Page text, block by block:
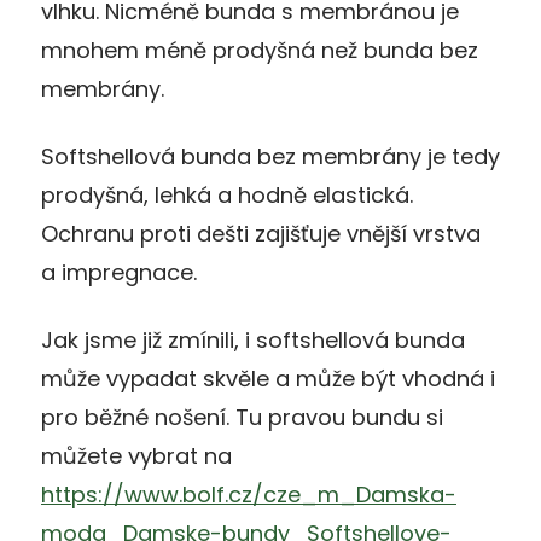
vlhku. Nicméně bunda s membránou je
mnohem méně prodyšná než bunda bez
membrány.
Softshellová bunda bez membrány je tedy
prodyšná, lehká a hodně elastická.
Ochranu proti dešti zajišťuje vnější vrstva
a impregnace.
Jak jsme již zmínili, i softshellová bunda
může vypadat skvěle a může být vhodná i
pro běžné nošení. Tu pravou bundu si
můžete vybrat na
https://www.bolf.cz/cze_m_Damska-
moda_Damske-bundy_Softshellove-